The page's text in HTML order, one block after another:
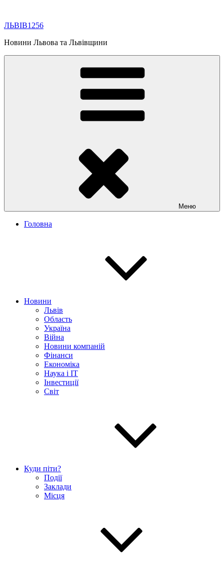
вмісту
ЛЬВІВ1256
Новини Львова та Львівщини
Меню
Головна
Новини
Львів
Область
Україна
Війна
Новини компаній
Фінанси
Економіка
Наука і IT
Інвестиції
Світ
Куди піти?
Події
Заклади
Місця